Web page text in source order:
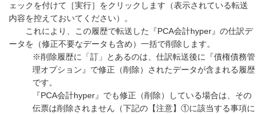
ェックを付けて［実行］をクリックします（表示されている転送
内容を控えておいてください）。
これにより、この履歴で転送した『PCA会計hyper』の仕訳デ
ータを（修正不要なデータも含め）一括で削除します。
※削除履歴に「訂」とあるのは、仕訳転送後に『債権債務管
理オプション』で修正（削除）されたデータが含まれる履歴
です。
『PCA会計hyper』でも修正（削除）している場合は、その
伝票は削除されません（下記の【注意】①に該当する事項に